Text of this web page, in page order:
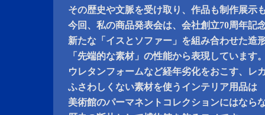
その歴史や文脈を受け取り、作品も制作展示
今回、私の商品発表会は、会社創立70周年記
新たな「イスとソファー」を組み合わせた造
「先端的な素材」の性能から表現しています
ウレタンフォームなど経年劣化をおこす、レ
ふさわしくない素材を使うインテリア用品は
美術館のパーマネントコレクションにはなら